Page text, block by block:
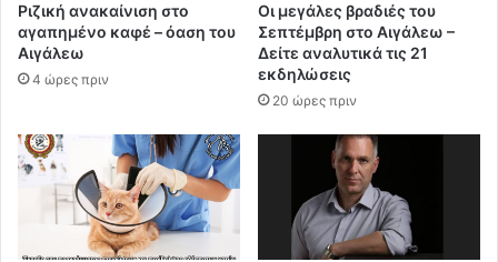
Ριζική ανακαίνιση στο
αγαπημένο καφέ – όαση του
Αιγάλεω
4 ώρες πριν
Οι μεγάλες βραδιές του
Σεπτέμβρη στο Αιγάλεω –
Δείτε αναλυτικά τις 21
εκδηλώσεις
20 ώρες πριν